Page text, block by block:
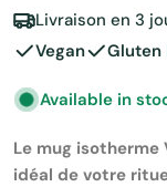
Livraison en 3
Vegan
Gluten
Available in
Le mug isotherme
idéal de votre